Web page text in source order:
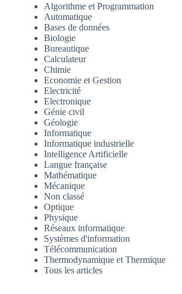
Algorithme et Programmation
Automatique
Bases de données
Biologie
Bureautique
Calculateur
Chimie
Economie et Gestion
Electricité
Electronique
Génie civil
Géologie
Informatique
Informatique industrielle
Intelligence Artificielle
Langue française
Mathématique
Mécanique
Non classé
Optique
Physique
Réseaux informatique
Systèmes d'information
Télécommunication
Thermodynamique et Thermique
Tous les articles